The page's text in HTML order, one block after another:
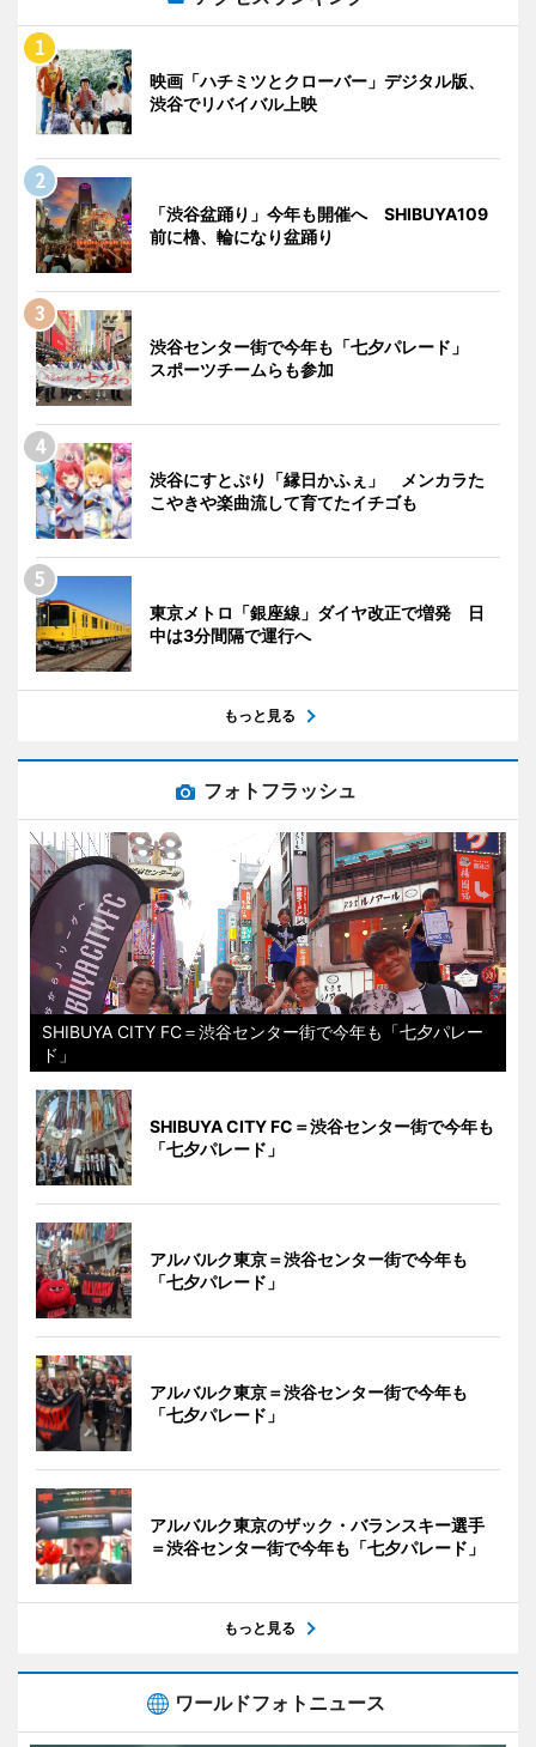
映画「ハチミツとクローバー」デジタル版、
渋谷でリバイバル上映
「渋谷盆踊り」今年も開催へ SHIBUYA109
前に櫓、輪になり盆踊り
渋谷センター街で今年も「七夕パレード」
スポーツチームらも参加
渋谷にすとぷり「縁日かふぇ」 メンカラた
こやきや楽曲流して育てたイチゴも
東京メトロ「銀座線」ダイヤ改正で増発 日
中は3分間隔で運行へ
もっと見る
フォトフラッシュ
SHIBUYA CITY FC＝渋谷センター街で今年も「七夕パレー
ド」
SHIBUYA CITY FC＝渋谷センター街で今年も
「七夕パレード」
アルバルク東京＝渋谷センター街で今年も
「七夕パレード」
アルバルク東京＝渋谷センター街で今年も
「七夕パレード」
アルバルク東京のザック・バランスキー選手
＝渋谷センター街で今年も「七夕パレード」
もっと見る
ワールドフォトニュース